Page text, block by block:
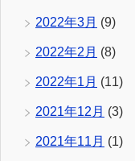
2022年3月 (9)
2022年2月 (8)
2022年1月 (11)
2021年12月 (3)
2021年11月 (1)